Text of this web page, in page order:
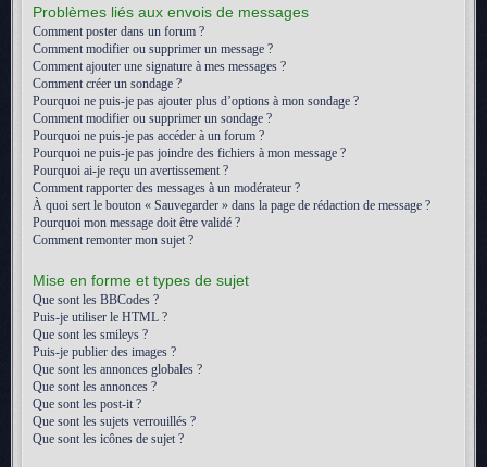
Problèmes liés aux envois de messages
Comment poster dans un forum ?
Comment modifier ou supprimer un message ?
Comment ajouter une signature à mes messages ?
Comment créer un sondage ?
Pourquoi ne puis-je pas ajouter plus d’options à mon sondage ?
Comment modifier ou supprimer un sondage ?
Pourquoi ne puis-je pas accéder à un forum ?
Pourquoi ne puis-je pas joindre des fichiers à mon message ?
Pourquoi ai-je reçu un avertissement ?
Comment rapporter des messages à un modérateur ?
À quoi sert le bouton « Sauvegarder » dans la page de rédaction de message ?
Pourquoi mon message doit être validé ?
Comment remonter mon sujet ?
Mise en forme et types de sujet
Que sont les BBCodes ?
Puis-je utiliser le HTML ?
Que sont les smileys ?
Puis-je publier des images ?
Que sont les annonces globales ?
Que sont les annonces ?
Que sont les post-it ?
Que sont les sujets verrouillés ?
Que sont les icônes de sujet ?